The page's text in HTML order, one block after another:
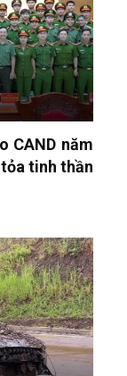
CAND năm
tinh thần